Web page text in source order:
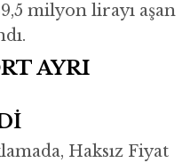
milyon lirayı aşan
AYRI
Haksız Fiyat